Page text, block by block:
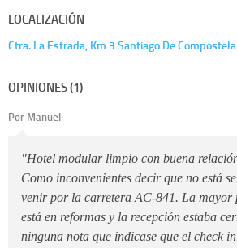
LOCALIZACIÓN
Ctra. La Estrada, Km 3 Santiago De
OPINIONES (1)
Por Manuel
"Hotel modular limpio con buena
Como inconvenientes decir que no está
venir por la carretera AC-841. La mayor
está en reformas y la recepción estaba
ninguna nota que indicase que el check